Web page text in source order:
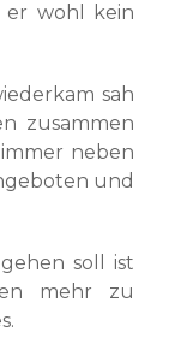
er wohl kein
sah
zusammen
neben
und
soll ist
mehr zu